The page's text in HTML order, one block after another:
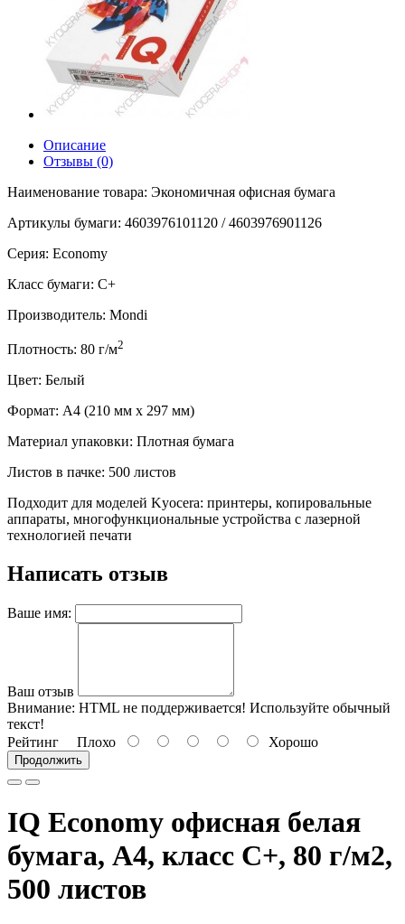
Описание
Отзывы (0)
Наименование товара: Экономичная офисная бумага
Артикулы бумаги: 4603976101120 / 4603976901126
Серия: Economy
Класс бумаги: C+
Производитель: Mondi
Плотность: 80 г/м2
Цвет: Белый
Формат: A4 (210 мм x 297 мм)
Материал упаковки: Плотная бумага
Листов в пачке: 500 листов
Подходит для моделей Kyocera: принтеры, копировальные
аппараты, многофункциональные устройства с лазерной
технологией печати
Написать отзыв
Ваше имя:
Ваш отзыв
Внимание: HTML не поддерживается! Используйте обычный
текст!
Рейтинг Плохо Хорошо
Продолжить
IQ Economy офисная белая
бумага, A4, класс C+, 80 г/м2,
500 листов